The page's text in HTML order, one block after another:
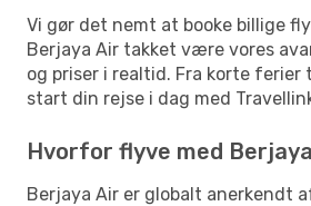
Vi gør det nemt at booke billige
Berjaya Air takket være vores
og priser i realtid. Fra korte ferier
start din rejse i dag med
Hvorfor flyve med
Berjaya Air er globalt anerkendt